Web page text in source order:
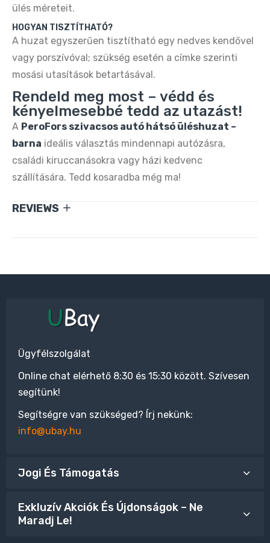
ülés méreteit.
HOGYAN TISZTÍTHATÓ?
A huzat egyszerűen tisztítható egy nedves kendővel
vagy porszívóval; szükség esetén a címke szerinti
mosási utasítások betartásával.
Rendeld meg most – védd és
kényelmesebbé tedd az utazást!
A PeroFors szivacsos autó hátsó üléshuzat –
barna ideális választás mindennapi autózásra,
családi kiruccanásokra vagy házi kedvenc
szállítására. Tedd kosaradba még ma!
REVIEWS
Ügyfélszolgálat
Online chat elérhető 8:30 és 15:30 között. Szívesen
segítünk!
Segítségre van szükséged? Írj nekünk:
info@ubay.hu
Jogi És Támogatás
Exkluzív Akciók És Újdonságok – Ne
Maradj Le!